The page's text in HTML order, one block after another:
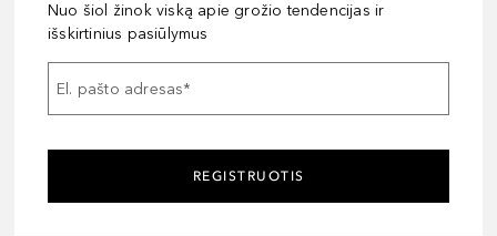
Nuo šiol žinok viską apie grožio tendencijas ir
išskirtinius pasiūlymus
El. pašto adresas*
REGISTRUOTIS